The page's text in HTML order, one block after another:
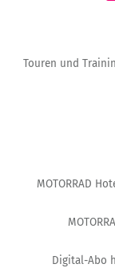
Touren und
MOTORRAD
Digital-Abo